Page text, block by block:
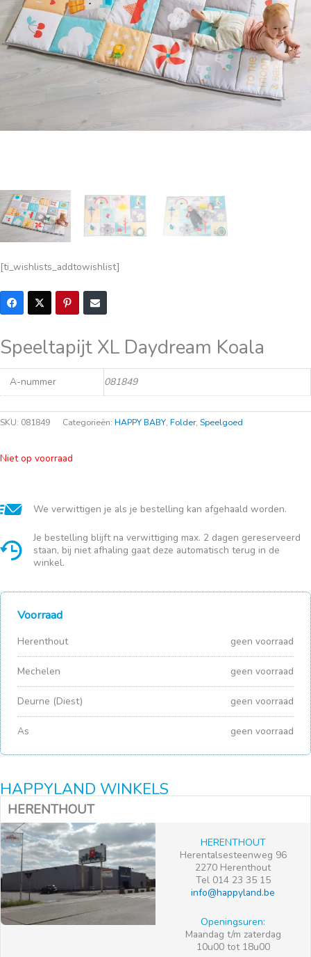
[ti_wishlists_addtowishlist]
Speeltapijt XL Daydream Koala
A-nummer 081849
SKU: 081849 Categorieën: HAPPY BABY, Folder, Speelgoed
Niet op voorraad
We verwittigen je als je bestelling kan afgehaald worden.
Je bestelling blijft na verwittiging max. 2 dagen gereserveerd
staan, bij niet afhaling gaat deze automatisch terug in de
winkel.
Voorraad
Herenthout geen voorraad
Mechelen geen voorraad
Deurne (Diest) geen voorraad
As geen voorraad
HAPPYLAND WINKELS
HERENTHOUT
HERENTHOUT
Herentalsesteenweg 96
2270 Herenthout
Tel 014 23 35 15
info@happyland.be
Openingsuren:
Maandag t/m zaterdag
10u00 tot 18u00